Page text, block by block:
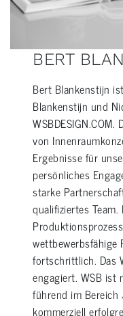
BERT
Bert Blankenstijn
Blankenstijn und
von
Ergebnisse für
persönliches
starke
qualifiziertes
wettbewerbsfähige
fortschrittlich. Das
engagiert. WSB ist
führend im Bereich
kommerziell